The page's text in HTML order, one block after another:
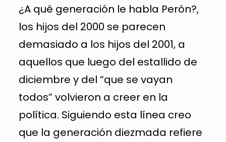
¿A qué generación le habla Perón?,
los hijos del 2000 se parecen
demasiado a los hijos del 2001, a
aquellos que luego del estallido de
diciembre y del “que se vayan
todos” volvieron a creer en la
política. Siguiendo esta línea creo
que la generación diezmada refiere